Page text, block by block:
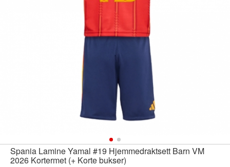
Spania Lamine Yamal #19 Hjemmedraktsett Barn VM
2026 Kortermet (+ Korte bukser)